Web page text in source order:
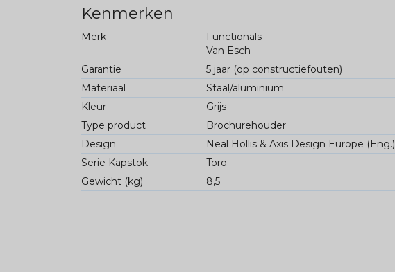
Kenmerken
Merk
Functionals
Van Esch
Garantie
5 jaar (op constructiefouten)
Materiaal
Staal/aluminium
Kleur
Grijs
Type product
Brochurehouder
Design
Neal Hollis & Axis Design Europe (Eng.)
Serie Kapstok
Toro
Gewicht (kg)
8,5